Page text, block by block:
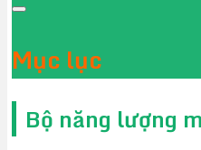
Mục lục
Bộ năng lượng